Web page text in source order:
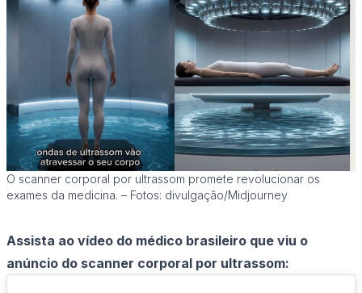
O scanner corporal por ultrassom promete revolucionar os
exames da medicina. – Fotos: divulgação/Midjourney
Assista ao vídeo do médico brasileiro que viu o
anúncio do scanner corporal por ultrassom: